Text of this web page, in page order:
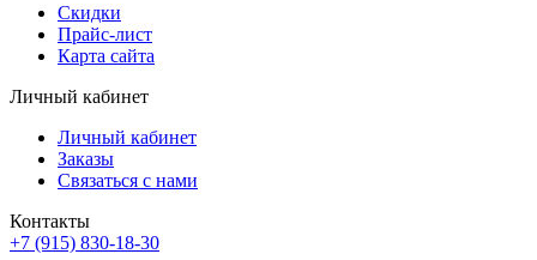
Скидки
Прайс-лист
Карта сайта
Личный кабинет
Личный кабинет
Заказы
Связаться с нами
Контакты
+7 (915) 830-18-30